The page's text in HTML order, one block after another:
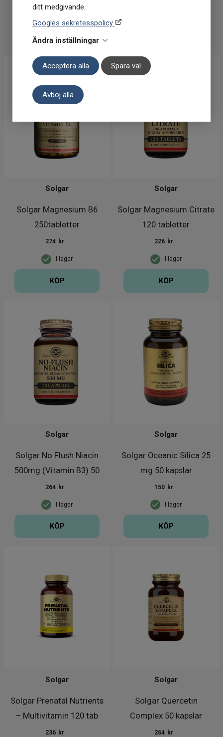
ditt medgivande.
Googles sekretesspolicy
Ändra inställningar
Acceptera alla Spara val
Avböj alla
I lager
Solgar Magnesium B6
250tabletter
Solgar
I lager
274 kr
KÖP
Solgar Magnesium Citrate
120 tabletter
Solgar
I lager
226 kr
KÖP
Solgar No Flush Niacin
500mg (Vitamin B3) 50
kapsl
Solgar
I lager
264 kr
KÖP
Solgar Oceanic Silica 25
mg 50 kapslar
Solgar
I lager
150 kr
KÖP
Solgar Prenatal Nutrients
– Multivitamin 120 tab
Solgar
236 kr
Solgar Quercetin
Complex 50 kapslar
Solgar
264 kr